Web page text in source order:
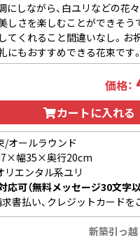
にしながら、白ユリなどの花
しさを楽しむことができそう
てくれること間違いなし。お
にもおすすめできる花束です。
価格：
カートに入れる
/オールラウンド
幅35×奥行20cm
リエンタル系ユリ
可（無料メッセージ30文字以
求書払い、クレジットカード
新築引っ越